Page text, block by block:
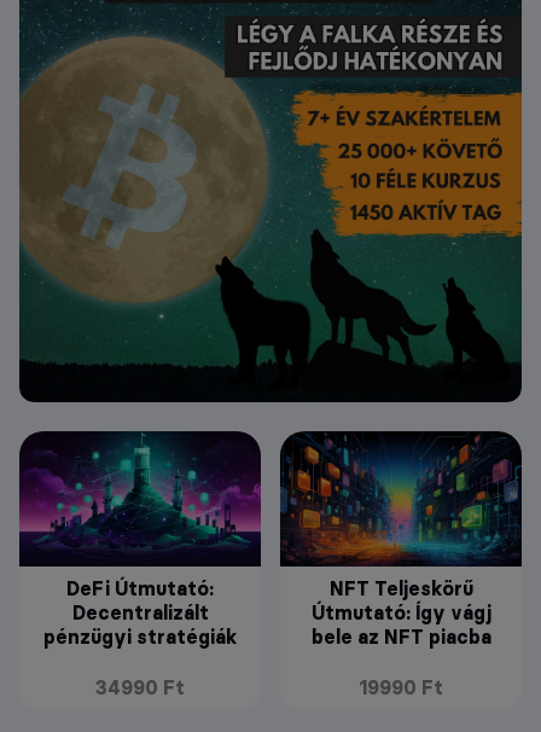
DeFi Útmutató:
Decentralizált
pénzügyi stratégiák
34990 Ft
NFT Teljeskörű
Útmutató: Így vágj
bele az NFT piacba
19990 Ft